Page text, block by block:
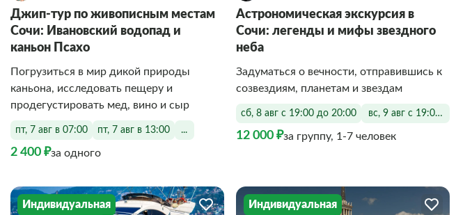
10:00
Джип-тур по живописным местам
Сочи: Ивановский водопад и
каньон Псахо
Погрузиться в мир дикой природы
каньона, исследовать пещеру и
продегустировать мед, вино и сыр
пт, 7 авг в 07:00 пт, 7 авг в 13:00 ...
2 400 ₽за одного
Астрономическая экскурсия в
Сочи: легенды и мифы звездного
неба
Задуматься о вечности, отправившись к
созвездиям, планетам и звездам
сб, 8 авг с 19:00 до 20:00 вс, 9 авг с 19:00 до
12 000 ₽за группу, 1-7 человек
Индивидуальная Индивидуальная